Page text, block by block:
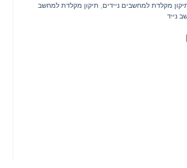
מקלדת למחשבים ניידים, תיקון מקלדת למחשב
נייד